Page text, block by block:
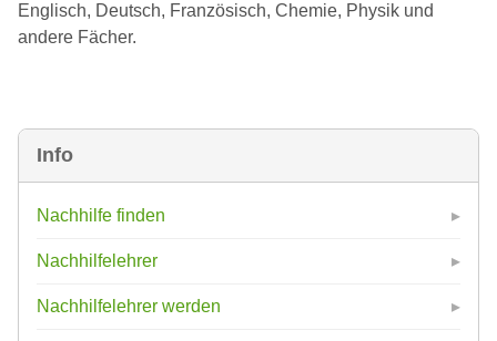
Info
Nachhilfe finden
Nachhilfelehrer
Nachhilfelehrer werden
Englisch, Deutsch, Französisch, Chemie, Physik und
andere Fächer.